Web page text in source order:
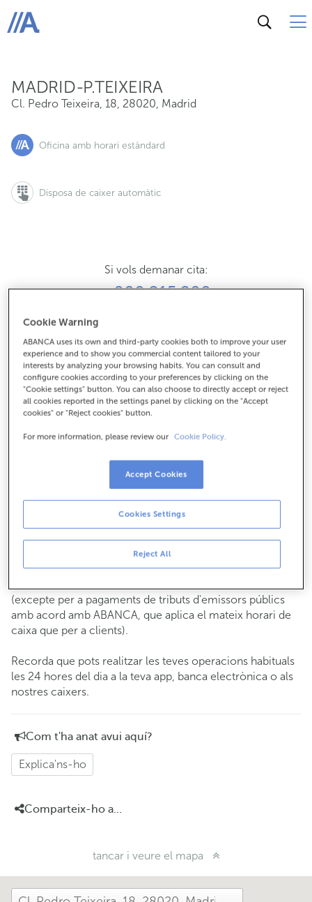
ABANCA
MADRID-P.TEIXEIRA
Cl. Pedro Teixeira, 18, 28020, Madrid
Oficina amb horari estàndard
Disposa de caixer automàtic
Si vols demanar cita:
900 815 200
914171856
Com arribar
De dilluns a divendres de8:15 a 14:00.
cita prèviai t'atendrem el dia i hora que
Operacions amb efectiu
Clients: de dilluns a divendres de 8:15 a 11:00
Si no ets client, l'horari de caixa serà elsdimarts i dijous
(excepte per a pagaments de tributs d'emissors públics
amb acord amb ABANCA, que aplica el mateix horari de
caixa que per a clients).
Recorda que pots realitzar les teves operacions habituals
les 24 hores del dia a la teva app, banca electrònica o als
nostres caixers.
Com t'ha anat avui aquí?
Explica'ns-ho
Comparteix-ho a...
tancar i veure el mapa
Cookie Warning
ABANCA uses its own and third-party cookies both to improve your user
experience and to show you commercial content tailored to your
interests by analyzing your browsing habits. You can consult and
configure cookies according to your preferences by clicking on the
"Cookie settings" button. You can also choose to directly accept or reject
all cookies reported in the settings panel by clicking on the "Accept
cookies" or "Reject cookies" button.
For more information, please review our Cookie Policy.
Reject All
Cookies Settings
Accept Cookies
Cl. Pedro Teixeira, 18, 28020, Madrid